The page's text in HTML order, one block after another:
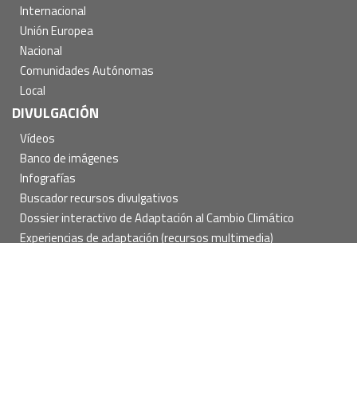
Internacional
Unión Europea
Nacional
Comunidades Autónomas
Local
DIVULGACIÓN
Vídeos
Banco de imágenes
Infografías
Buscador recursos divulgativos
Dossier interactivo de Adaptación al Cambio Climático
Experiencias de adaptación (recursos multimedia)